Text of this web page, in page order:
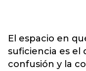
El espacio en
suficiencia es el
confusión y la